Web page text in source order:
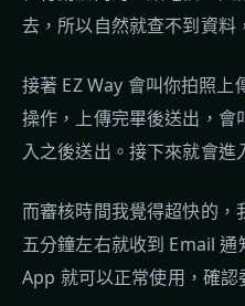
去，所以自然就查不到資料
接著 EZ Way 會叫你拍照上
操作，上傳完畢後送出，
入之後送出。接下來就會進
而審核時間我覺得超快的，
五分鐘左右就收到 Email
App 就可以正常使用，確認